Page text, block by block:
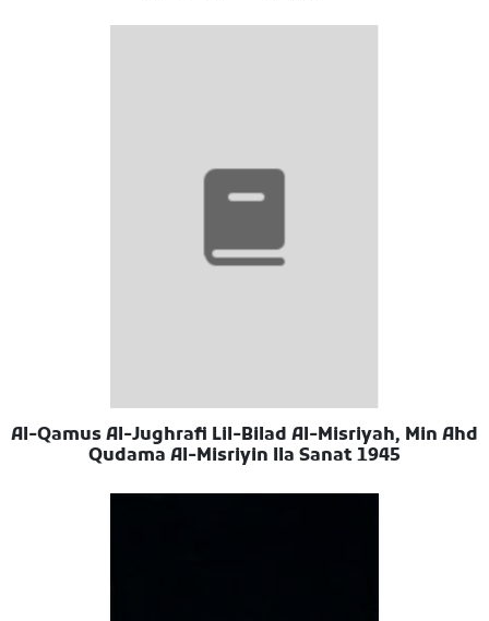
Al-Qamus Al-Jughrafi Lil-Bilad Al-Misriyah, Min Ahd
Qudama Al-Misriyin Ila Sanat 1945